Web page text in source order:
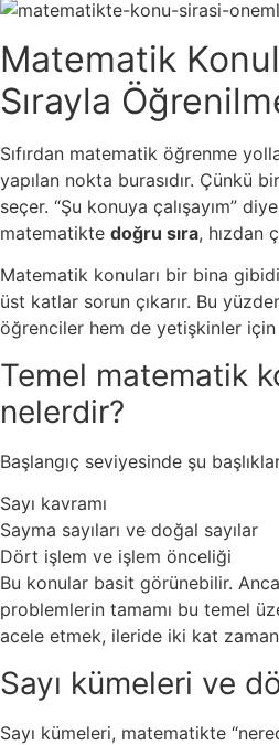
Matematik
Sırayla
Sıfırdan matematik öğrenme
yapılan nokta burasıdır. Çünkü
seçer. “Şu konuya çalışayım”
matematikte doğru sıra, hızdan
Matematik konuları bir bina
üst katlar sorun çıkarır. Bu
öğrenciler hem de yetişkinler için
Temel matematik
nelerdir?
Başlangıç seviyesinde şu
Sayı kavramı
Sayma sayıları ve doğal sayılar
Dört işlem ve işlem önceliği
Bu konular basit görünebilir.
problemlerin tamamı bu temel
acele etmek, ileride iki kat
Sayı kümeleri ve
Sayı kümeleri, matematikte